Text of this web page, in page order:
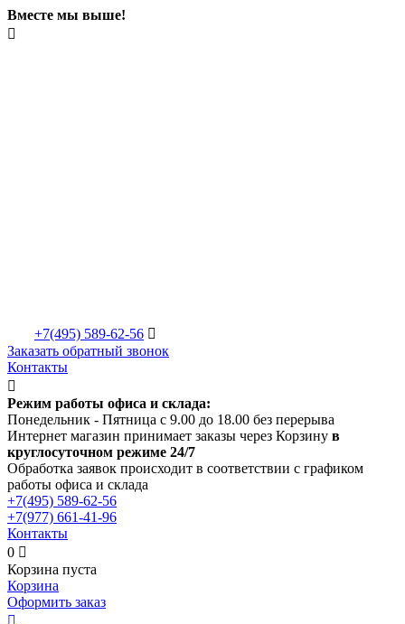
Вместе мы выше!

+7(495) 589-62-56 
Заказать обратный звонок
Контакты

Режим работы офиса и склада:
Понедельник - Пятница с 9.00 до 18.00 без перерыва
Интернет магазин принимает заказы через Корзину в
круглосуточном режиме 24/7
Обработка заявок происходит в соответствии с графиком
работы офиса и склада
+7(495) 589-62-56
+7(977) 661-41-96
Контакты
0 
Корзина пуста
Корзина
Оформить заказ
